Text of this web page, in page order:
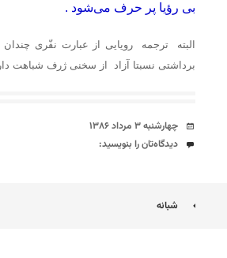
بی رؤیا پر حرف می‌شود .
البته ترجمه رویایی از عبارت نفّری
برداشتی نسبتا آزاد از سخنی ژرف شباهت
تاریخ
چهارشنبه ۳ مرداد ۱۳۸۶
دیدگاه‌ها
دیدگاه‌تان را بنویسید:
ناوبری
شبانه